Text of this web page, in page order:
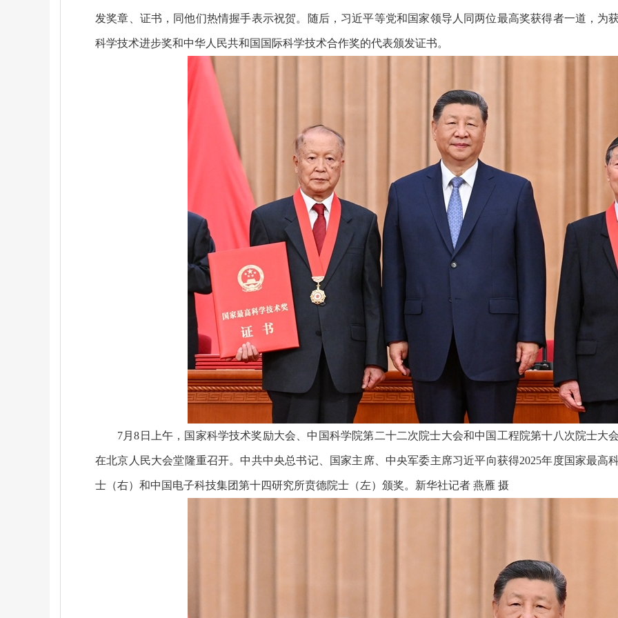
发奖章、证书，同他们热情握手表示祝贺。随后，习近平等党和国家领导人同两位最高奖获得者一道，为
科学技术进步奖和中华人民共和国国际科学技术合作奖的代表颁发证书。
7月8日上午，国家科学技术奖励大会、中国科学院第二十二次院士大会和中国工程院第十八次院士大
在北京人民大会堂隆重召开。中共中央总书记、国家主席、中央军委主席习近平向获得2025年度国家最高
士（右）和中国电子科技集团第十四研究所贲德院士（左）颁奖。新华社记者 燕雁 摄